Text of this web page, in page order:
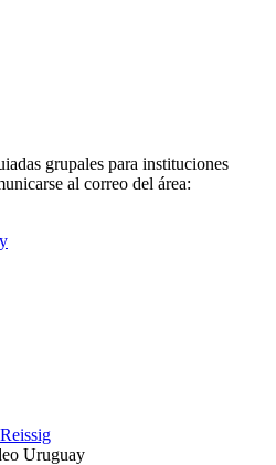
grupales para instituciones
al correo del área:
Uruguay